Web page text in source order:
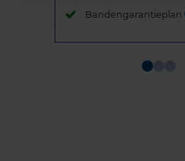
Bandengarantieplan